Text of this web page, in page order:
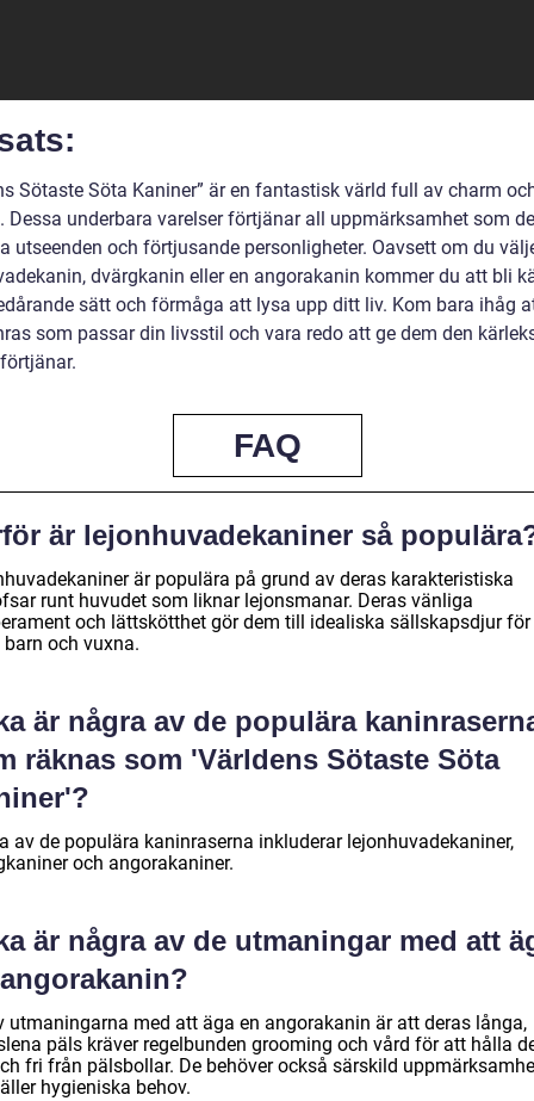
Sötaste Söta Kaniner” är en fantastisk värld full av charm
Dessa underbara varelser förtjänar all uppmärksamhet som
utseenden och förtjusande personligheter. Oavsett om du
dvärgkanin eller en angorakanin kommer du att bli
sätt och förmåga att lysa upp ditt liv. Kom bara ihåg
som passar din livsstil och vara redo att ge dem den
FAQ
är lejonhuvadekaniner så
är populära på grund av deras karakteristiska
runt huvudet som liknar lejonsmanar. Deras vänliga
och lättskötthet gör dem till idealiska sällskapsdjur för
barn och vuxna.
är några av de populära
räknas som 'Världens Sötaste Söta
av de populära kaninraserna inkluderar lejonhuvadekaniner,
och angorakaniner.
är några av de utmaningar med att
utmaningarna med att äga en angorakanin är att deras långa,
päls kräver regelbunden grooming och vård för att hålla
fri från pälsbollar. De behöver också särskild
hygieniska behov.